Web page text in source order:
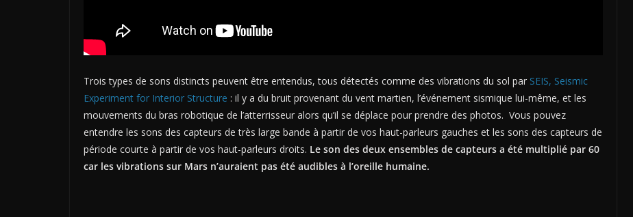
Trois types de sons distincts peuvent être entendus, tous détectés comme des vibrations du sol par SEIS, Seismic
Experiment for Interior Structure : il y a du bruit provenant du vent martien, l’événement sismique lui-même, et les
mouvements du bras robotique de l’atterrisseur alors qu’il se déplace pour prendre des photos. Vous pouvez
entendre les sons des capteurs de très large bande à partir de vos haut-parleurs gauches et les sons des capteurs de
période courte à partir de vos haut-parleurs droits. Le son des deux ensembles de capteurs a été multiplié par 60
car les vibrations sur Mars n’auraient pas été audibles à l’oreille humaine.